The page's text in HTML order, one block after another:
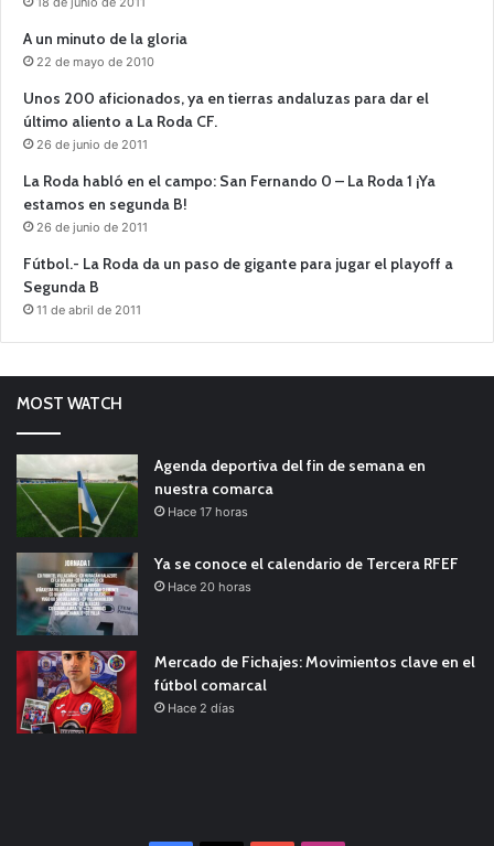
A un minuto de la gloria
22 de mayo de 2010
Unos 200 aficionados, ya en tierras andaluzas para dar el
último aliento a La Roda CF.
26 de junio de 2011
La Roda habló en el campo: San Fernando 0 – La Roda 1 ¡Ya
estamos en segunda B!
26 de junio de 2011
Fútbol.- La Roda da un paso de gigante para jugar el playoff a
Segunda B
11 de abril de 2011
MOST WATCH
Agenda deportiva del fin de semana en
nuestra comarca
Hace 17 horas
Ya se conoce el calendario de Tercera RFEF
Hace 20 horas
Mercado de Fichajes: Movimientos clave en el
fútbol comarcal
Hace 2 días